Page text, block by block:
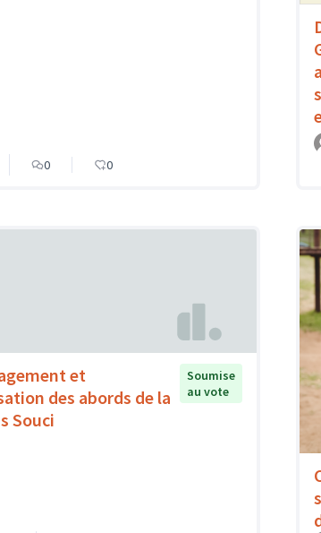
0 0
et
des abords de la
Souci
Soumise
au vote